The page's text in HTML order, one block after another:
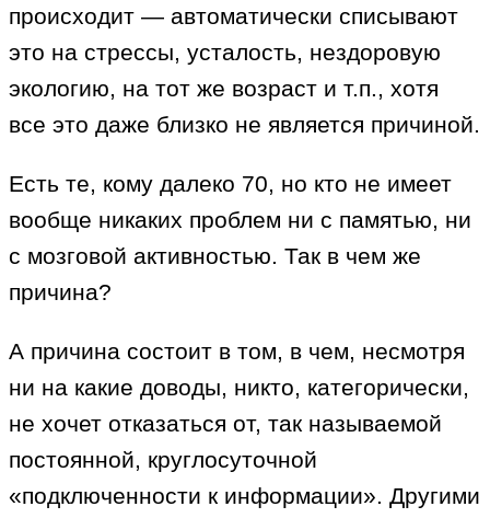
происходит — автоматически списывают
это на стрессы, усталость, нездоровую
экологию, на тот же возраст и т.п., хотя
все это даже близко не является причиной.
Есть те, кому далеко 70, но кто не имеет
вообще никаких проблем ни с памятью, ни
с мозговой активностью. Так в чем же
причина?
А причина состоит в том, в чем, несмотря
ни на какие доводы, никто, категорически,
не хочет отказаться от, так называемой
постоянной, круглосуточной
«подключенности к информации». Другими